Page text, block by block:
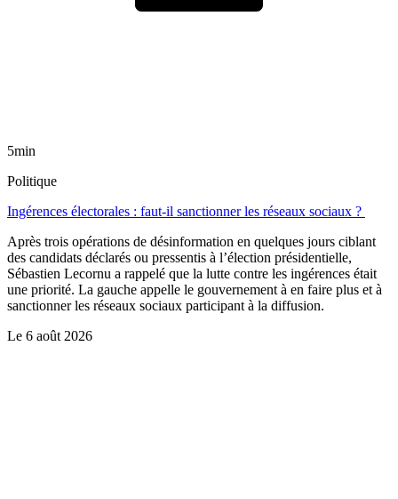
5min
Politique
Ingérences électorales : faut-il sanctionner les réseaux sociaux ?
Après trois opérations de désinformation en quelques jours ciblant
des candidats déclarés ou pressentis à l’élection présidentielle,
Sébastien Lecornu a rappelé que la lutte contre les ingérences était
une priorité. La gauche appelle le gouvernement à en faire plus et à
sanctionner les réseaux sociaux participant à la diffusion.
Le 6 août 2026